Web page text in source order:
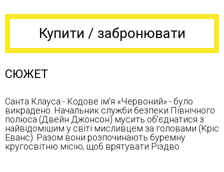
Купити / забронювати
СЮЖЕТ
Санта Клауса - Кодове ім'я «Червоний» - було
викрадено. Начальник служби безпеки Північного
полюса (Двейн Джонсон) мусить об'єднатися з
найвідомішим у світі мисливцем за головами (Кріс
Еванс). Разом вони розпочинають буремну
кругосвітню місію, щоб врятувати Різдво